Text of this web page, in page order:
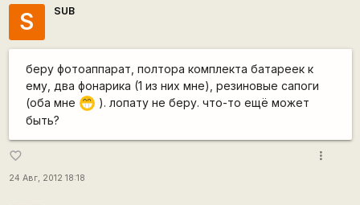
S SUB
беру фотоаппарат, полтора комплекта батареек к
ему, два фонарика (1 из них мне), резиновые сапоги
(оба мне ;D ). лопату не беру. что-то ещё может
быть?
favorite_border
24 Авг, 2012 18:18
more_vert